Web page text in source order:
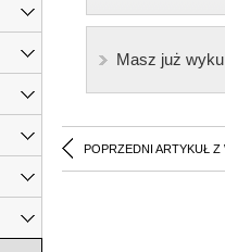
Masz już
POPRZEDNI ARTYKUŁ Z